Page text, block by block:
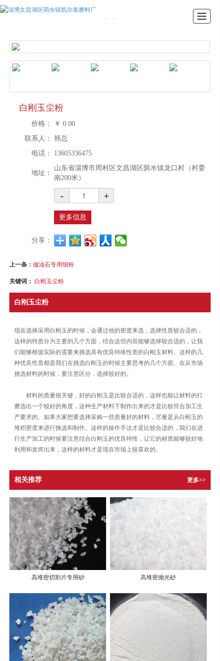
白刚玉尘粉
价格： ￥0.00
联系人：
韩总
电话：
13605336475
地址：
山东省淄博市周村区文昌湖区荫水镇龙口村（村委
南200米）
- +
更多信息
分享：
上一条：做油石专用细粉
关键词： 白刚玉尘粉
白刚玉尘粉
现在选择采用白刚玉的时候，会通过他的密度来选，选择性质较合适的，
这样的特质分为主要的几个方面，结合这些内容能够选择较合适的，让我
们能够根据实际的需要来挑选具有优良特殊性质的白刚玉材料。这样的几
种优良性质都是我们在挑选白刚玉的时候主要思考的几个方面。在从市场
挑选材料的时候，要注意区分，选择较好的。
材料的质量很关键，好的白刚玉是比较合适的，这样也能让材料的打
磨选出一个较好的角度，这种生产材料下制作出来的才是比较符合加工生
产要求的。如果大家想要选择采购一些质量好的材料，尽量是从白刚玉的
堆积密度来进行挑选和制作。这样的操作手法才是比较合适的，我们在进
行生产加工的时候要注意结合白刚玉的优良特性，让它的材质能够较好地
利用和发挥出来，这样的材料才是现在市场上较喜欢的。
相关推荐 更多>>
高堆密切割片专用砂 高堆密抛光砂